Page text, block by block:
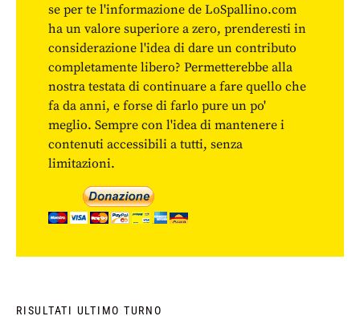
se per te l'informazione de LoSpallino.com
ha un valore superiore a zero, prenderesti in
considerazione l'idea di dare un contributo
completamente libero? Permetterebbe alla
nostra testata di continuare a fare quello che
fa da anni, e forse di farlo pure un po'
meglio. Sempre con l'idea di mantenere i
contenuti accessibili a tutti, senza
limitazioni.
RISULTATI ULTIMO TURNO